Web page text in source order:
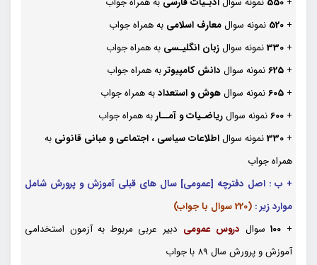
+
520 نمونه سوالمعارف اسلامی به همراه جواب
+
330نمونه سوالزبان انگلیـسی به همراه جواب
+
625نمونه سوال دانش کامپیوتربه همراه جواب
+
605نمونه سوالهوش و استعدادبه همراه جواب
+
600نمونه سوالریاضـیات و آمــاربه همراه جواب
+
330نمونه سوالاطلاعات سیاسی ، اجتماعی و مبانی قانونی به
همراه جواب
+ ب : اصل دفترچه [عمومی] سال های قبلی آموزش و پرورش شامل
موارد زیر : (220 سوال با جواب)
+
100سوال دروس عمومی دبیر عربی مربوط به آزمون استخدامی
آموزش و پرورش سال 89 با جواب